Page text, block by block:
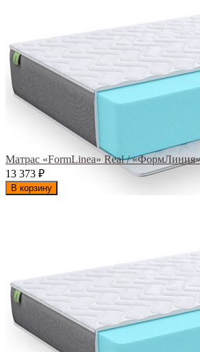
Матрас «FormLinea» Real /
13 373 ₽
В корзину